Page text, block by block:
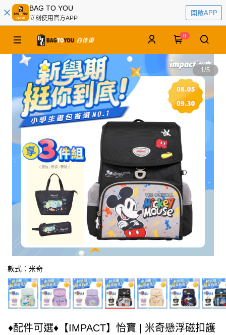
BAG TO YOU
立刻使用官方APP
開啟APP
0
1/5
款式：米奇
♦︎配件可選♦︎【IMPACT】怡寶 | 米奇懸浮磁扣護